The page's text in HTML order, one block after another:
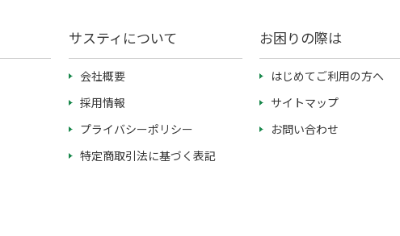
サスティについて
会社概要
採用情報
プライバシーポリシー
特定商取引法に基づく表記
お困りの際は
はじめてご利用の方へ
サイトマップ
お問い合わせ